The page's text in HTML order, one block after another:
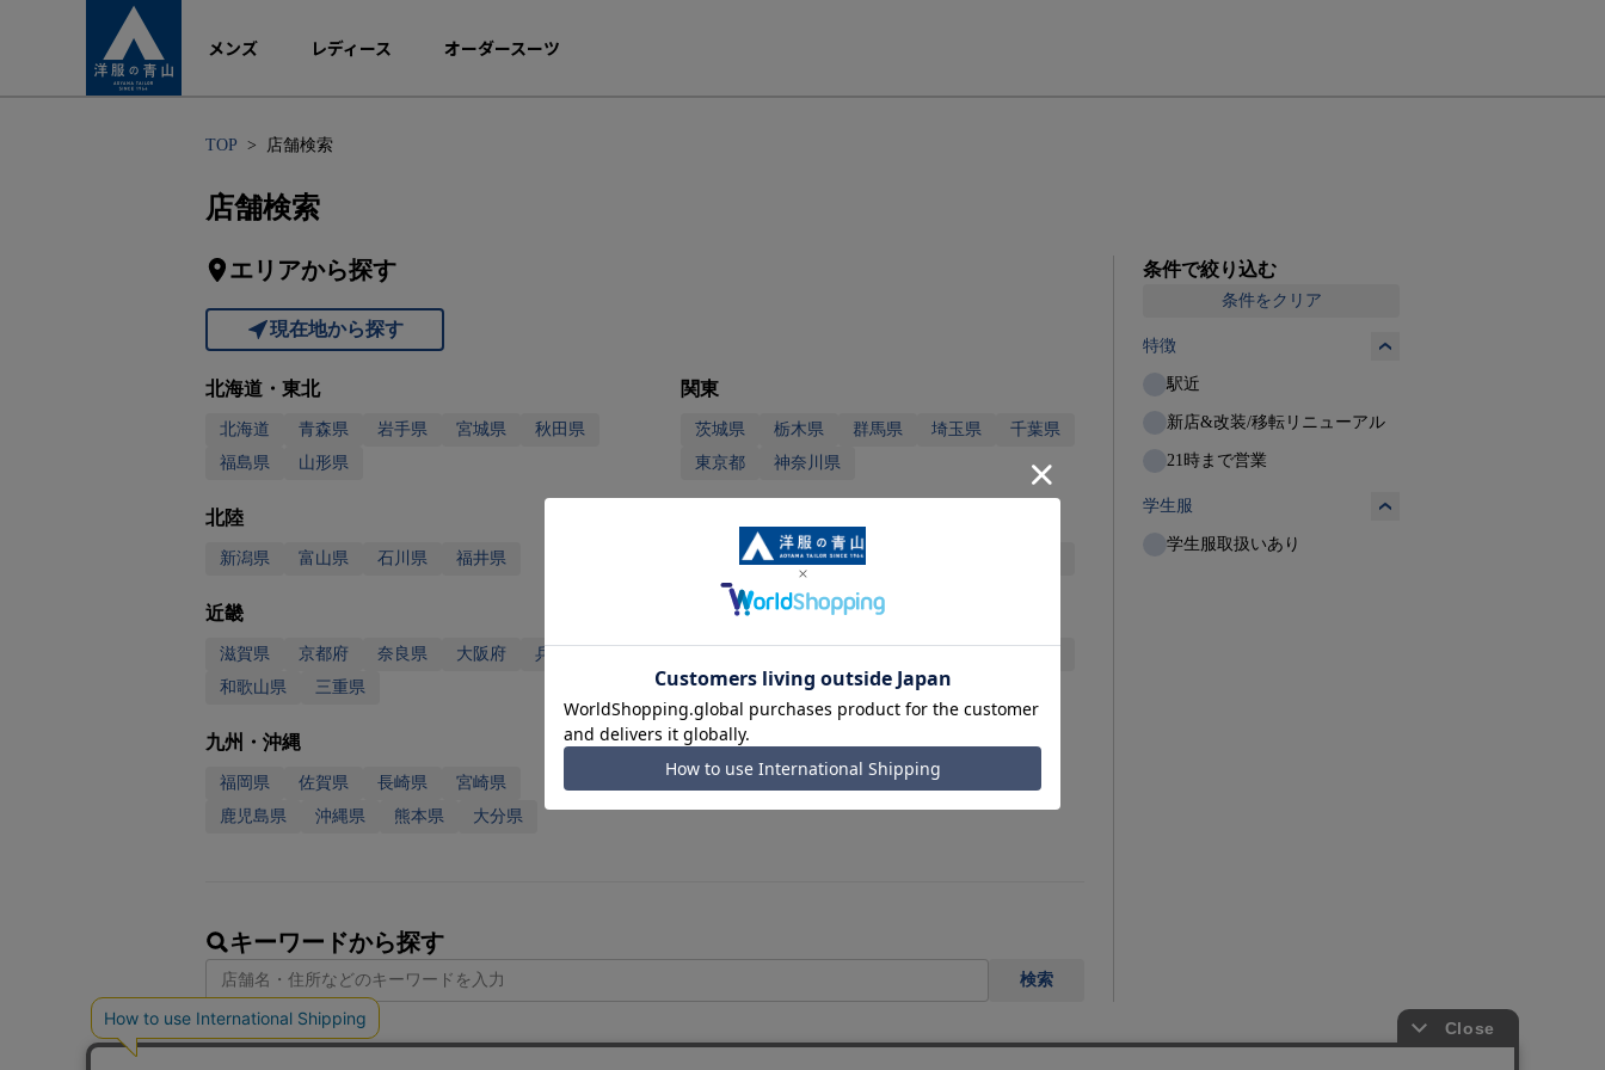
メンズ レディース オーダースーツ
TOP 店舗検索
店舗検索
エリアから探す
現在地から探す
北海道・東北
北海道 青森県 岩手県 宮城県
秋田県
福島県
山形県
関東
茨城県 栃木県 群馬県 埼玉県
千葉県
東京都
神奈川県
北陸
新潟県 富山県 石川県 福井県 山梨県 長野県 岐阜県
近畿
滋賀県 京都府 奈良県 大阪府
兵庫県
和歌山県
三重県
中国・四国
徳島県
香川県 愛媛県 高知県
九州・沖縄
福岡県 佐賀県 長崎県
宮崎県
鹿児島県
沖縄県 熊本県 大分県
キーワードから探す
検索
条件で絞り込む
条件をクリア
特徴
駅近
新店&改装/移転リニューアル
21時まで営業
学生服
学生服取扱いあり